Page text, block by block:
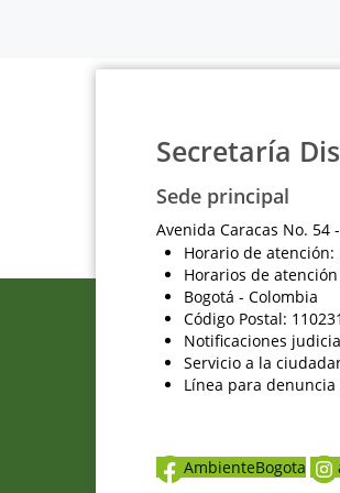
Secretaría
Sede principal
Avenida Caracas No. 54
Horario de atención:
Horarios de
Bogotá - Colombia
Código Postal:
Notificaciones
Servicio a la
Línea para
AmbienteBogota